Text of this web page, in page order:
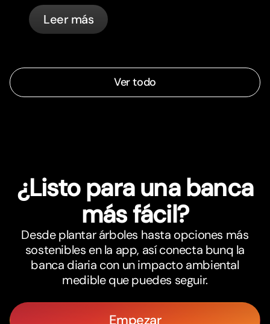
tus tarjetas y saber qué cosas
gestiona bunq automáticamente.
Leer más
Ver todo
¿Listo para una banca
más fácil?
Desde plantar árboles hasta opciones más
sostenibles en la app, así conecta bunq la
banca diaria con un impacto ambiental
medible que puedes seguir.
Empezar